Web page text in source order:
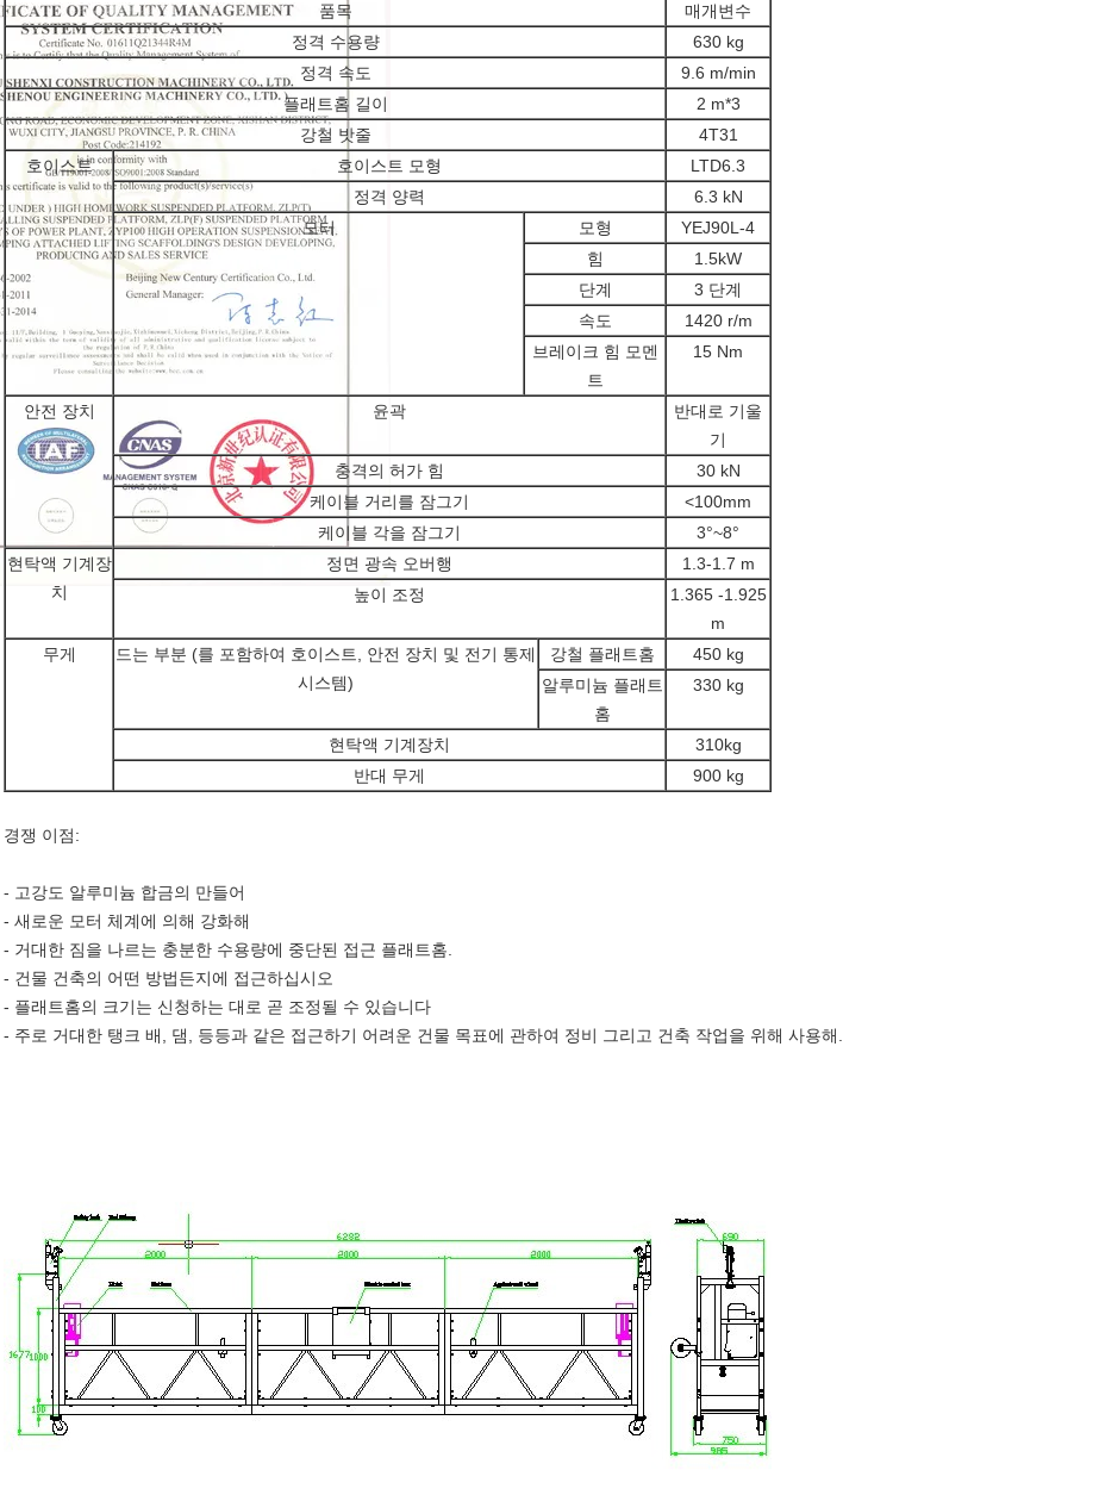
품목
매개변수
정격 수용량
630 kg
정격 속도
9.6 m/min
플래트홈 길이
2 m*3
강철 밧줄
4T31
호이스트
호이스트 모형
LTD6.3
정격 양력
6.3 kN
모터
모형
YEJ90L-4
힘
1.5kW
단계
3 단계
속도
1420 r/m
브레이크 힘 모멘
트
15 Nm
안전 장치 윤곽
반대로 기울
기
충격의 허가 힘
30 kN
케이블 거리를 잠그기
<100mm
케이블 각을 잠그기
3°~8°
현탁액 기계장
치
정면 광속 오버행
1.3-1.7 m
높이 조정
1.365 -1.925
m
무게
드는 부분 (를 포함하여 호이스트, 안전 장치 및 전기 통제
시스템)
강철 플래트홈
450 kg
알루미늄 플래트
홈
330 kg
현탁액 기계장치
310kg
반대 무게
900 kg
경쟁 이점:
- 고강도 알루미늄 합금의 만들어
- 새로운 모터 체계에 의해 강화해
- 거대한 짐을 나르는 충분한 수용량에 중단된 접근 플래트홈.
- 건물 건축의 어떤 방법든지에 접근하십시오
- 플래트홈의 크기는 신청하는 대로 곧 조정될 수 있습니다
- 주로 거대한 탱크 배, 댐, 등등과 같은 접근하기 어려운 건물 목표에 관하여 정비 그리고 건축 작업을 위해 사용해.